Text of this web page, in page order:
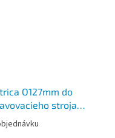
O127mm do
stroja